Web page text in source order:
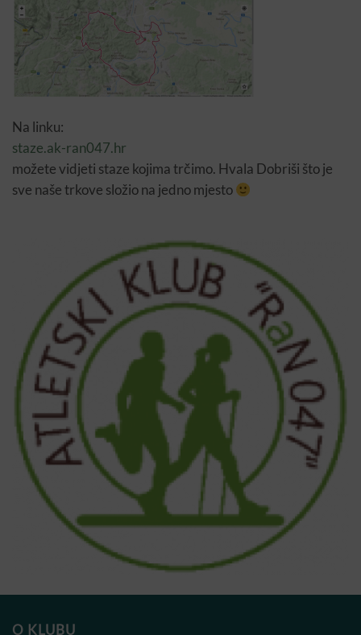
Na linku:
staze.ak-ran047.hr
možete vidjeti staze kojima trčimo. Hvala Dobriši što je
sve naše trkove složio na jedno mjesto
O KLUBU